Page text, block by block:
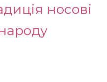
носові